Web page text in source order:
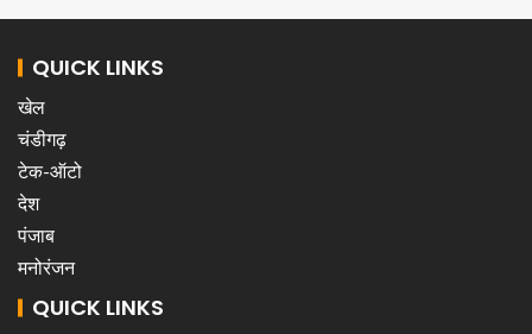
QUICK LINKS
खेल
चंडीगढ़
टेक-ऑटो
देश
पंजाब
मनोरंजन
QUICK LINKS